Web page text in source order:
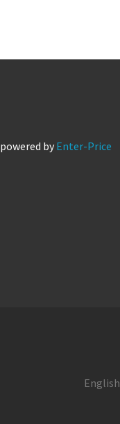
powered by Enter-Price
English